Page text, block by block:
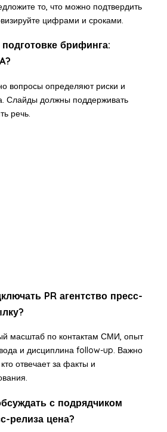
то, что можно подтвердить
цифрами и сроками.
брифинга:
вопросы определяют риски и
Слайды должны поддерживать
речь.
PR агентство пресс-
масштаб по контактам СМИ, опыт
и дисциплина follow-up. Важно
отвечает за факты и
с подрядчиком
релиза цена?